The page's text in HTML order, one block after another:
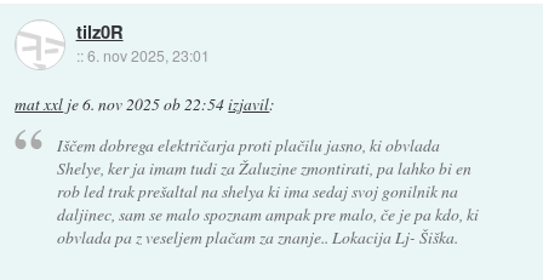
tilz0R
::6. nov 2025, 23:01
mat xxl je6. nov 2025 ob 22:54izjavil:
Iščem dobrega električarja proti plačilu jasno, ki obvlada
Shelye, ker ja imam tudi za Žaluzine zmontirati, pa lahko bi en
rob led trak prešaltal na shelya ki ima sedaj svoj gonilnik na
daljinec, sam se malo spoznam ampak pre malo, če je pa kdo, ki
obvlada pa z veseljem plačam za znanje.. Lokacija Lj- Šiška.